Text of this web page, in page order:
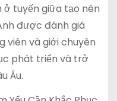
ở tuyến giữa tạo nên
được đánh giá
viên và giới chuyên
phát triển và trở
Âu.